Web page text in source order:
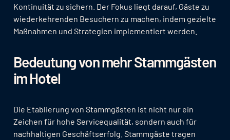
Kontinuität zu sichern. Der Fokus liegt darauf, Gäste zu
wiederkehrenden Besuchern zu machen, indem gezielte
Maßnahmen und Strategien implementiert werden.
Bedeutung von mehr Stammgästen
im Hotel
Die Etablierung von Stammgästen ist nicht nur ein
Zeichen für hohe Servicequalität, sondern auch für
nachhaltigen Geschäftserfolg. Stammgäste tragen